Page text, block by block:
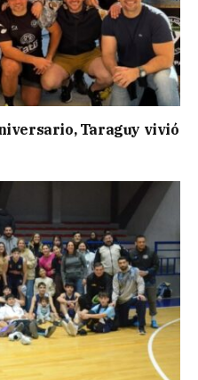
Taraguy vivió